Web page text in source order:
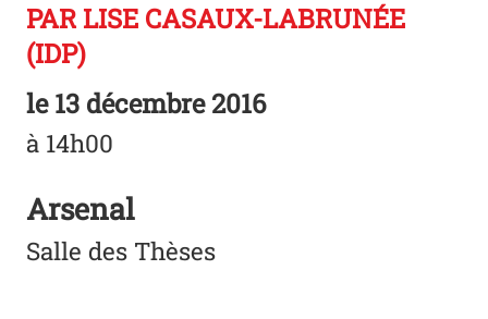
PAR LISE CASAUX-LABRUNÉE
(IDP)
le13 décembre 2016
à 14h00
Arsenal
Salle des Thèses